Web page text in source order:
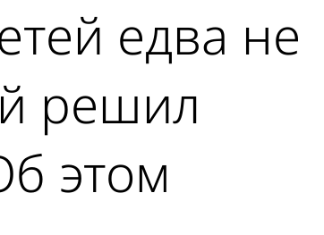
едва не
решил
этом